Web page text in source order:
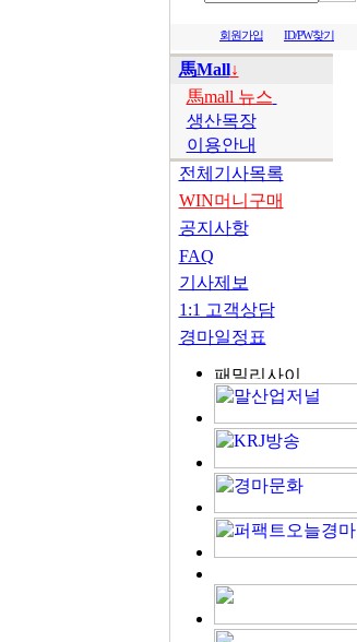
회원가입 ID/PW찾기
馬Mall↓
馬mall 뉴스
생산목장
이용안내
전체기사목록
WIN머니구매
공지사항
FAQ
기사제보
1:1 고객상담
경마일정표